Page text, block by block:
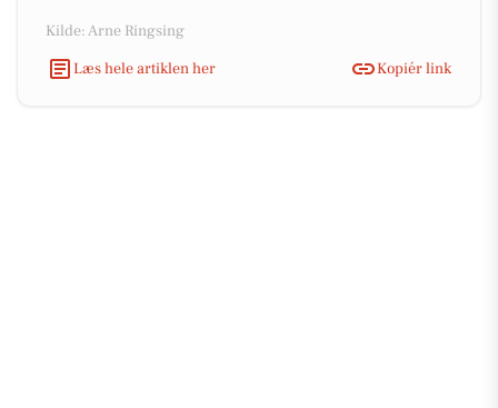
Kilde: Arne Ringsing
Læs hele artiklen her
Kopiér link